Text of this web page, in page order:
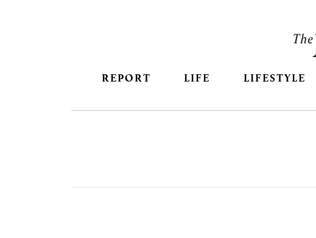
REPORT LIFE LIFESTYLE